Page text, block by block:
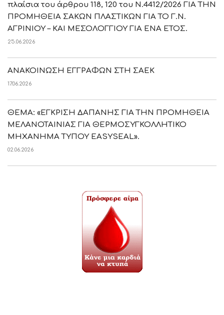
πλαίσια του άρθρου 118, 120 του Ν.4412/2026 ΓΙΑ ΤΗΝ
ΠΡΟΜΗΘΕΙΑ ΣΑΚΩΝ ΠΛΑΣΤΙΚΩΝ ΓΙΑ ΤΟ Γ.Ν.
ΑΓΡΙΝΙΟΥ – ΚΑΙ ΜΕΣΟΛΟΓΓΙΟΥ ΓΙΑ ΕΝΑ ΕΤΟΣ.
25.06.2026
ΑΝΑΚΟΙΝΩΣΗ ΕΓΓΡΑΦΩΝ ΣΤΗ ΣΑΕΚ
17.06.2026
ΘΕΜΑ: «ΕΓΚΡΙΣΗ ΔΑΠΑΝΗΣ ΓΙΑ ΤΗΝ ΠΡΟΜΗΘΕΙΑ
ΜΕΛΑΝΟΤΑΙΝΙΑΣ ΓΙΑ ΘΕΡΜΟΣΥΓΚΟΛΛΗΤΙΚΟ
ΜΗΧΑΝΗΜΑ ΤΥΠΟΥ EASYSEAL».
02.06.2026